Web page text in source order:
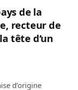
de la
recteur de
tête d’un
d’origine